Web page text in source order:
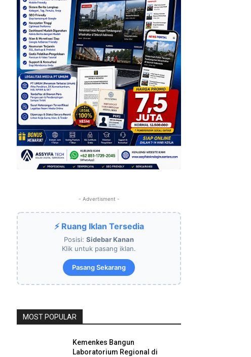
- Advertisment -
⚡ Ruang Iklan Tersedia
Posisi: Sidebar Kanan
Klik untuk pasang iklan.
Pasang Sekarang
MOST POPULAR
Kemenkes Bangun
Laboratorium Regional di